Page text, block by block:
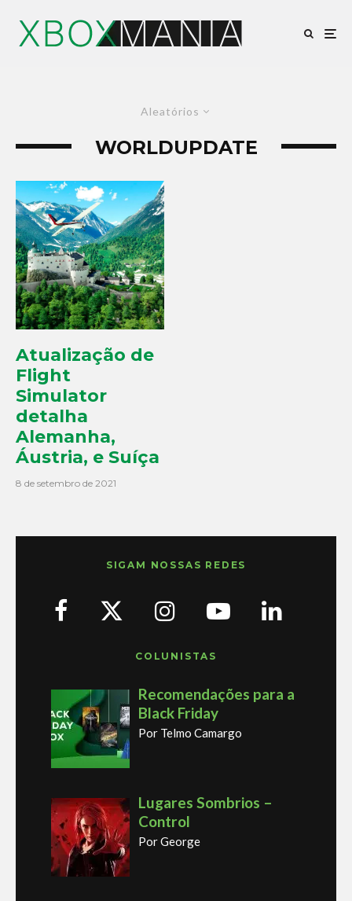
Aleatórios
WORLDUPDATE
Atualização de
Flight
Simulator
detalha
Alemanha,
Áustria, e Suíça
8 de setembro de 2021
SIGAM NOSSAS REDES
COLUNISTAS
Recomendações para a
Black Friday
Por Telmo Camargo
Lugares Sombrios –
Control
Por George